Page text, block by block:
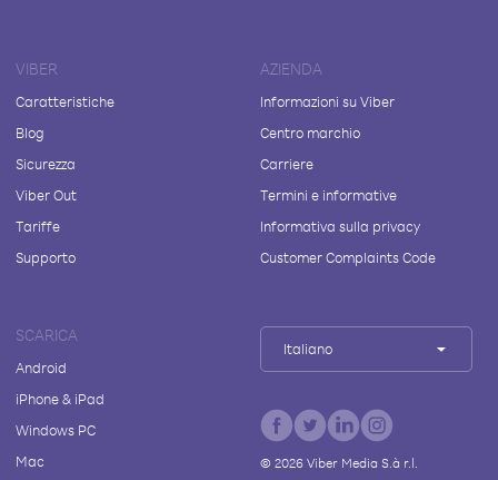
VIBER
Caratteristiche
Blog
Sicurezza
Viber Out
Tariffe
Supporto
AZIENDA
Informazioni su Viber
Centro marchio
Carriere
Termini e informative
Informativa sulla privacy
Customer Complaints Code
SCARICA
Android
iPhone & iPad
Windows PC
Mac
Italiano
© 2026Viber Media S.à r.l.